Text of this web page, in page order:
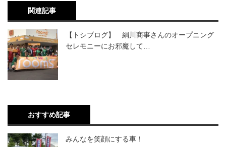
関連記事
【トシブログ】 絹川商事さんのオープニング
セレモニーにお邪魔して…
おすすめ記事
みんなを笑顔にする車！